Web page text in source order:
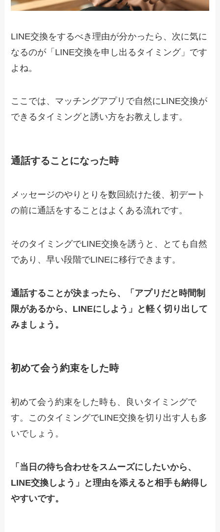
LINE交換をするべき理由が分かったら、次に気に
なるのが「LINE交換を申し出るタイミング」です
よね。
ここでは、マッチングアプリで自然にLINE交換が
できるタイミングと誘い方をお教えします。
通話することになった時
メッセージのやりとりを数回続けた後、初デート
の前に通話をすることはよくある流れです。
そのタイミングでLINE交換を誘うと、とても自然
であり、早い段階でLINEに移行できます。
通話することが決まったら、「アプリだと時間制
限があるから、LINEにしよう」と軽く切り出して
みましょう。
初めて会う約束をした時
初めて会う約束をした時も、良いタイミングで
す。このタイミングでLINE交換を切り出す人も多
いでしょう。
「当日の待ち合わせをスムーズにしたいから、
LINE交換しよう」と理由を添えると相手も納得し
やすいです。